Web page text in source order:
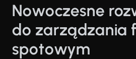
Nowoczesne
do zarządzania
spotowym